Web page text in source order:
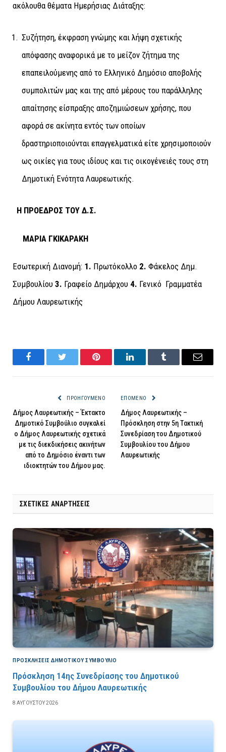
ακόλουθα θέματα Ημερήσιας Διάταξης:
Συζήτηση, έκφραση γνώμης και λήψη σχετικής
απόφασης αναφορικά με το μείζον ζήτημα της
επαπειλούμενης από το Ελληνικό Δημόσιο αποβολής
συμπολιτών μας και της από μέρους του παράλληλης
απαίτησης είσπραξης αποζημιώσεων χρήσης, που
αφορά σε ακίνητα εντός των οποίων
δραστηριοποιούνται επαγγελματικά είτε χρησιμοποιούν
ως οικίες για τους ιδίους και τις οικογένειές τους στη
Δημοτική Ενότητα Λαυρεωτικής.
Η ΠΡΟΕΔΡΟΣ ΤΟΥ Δ.Σ.
ΜΑΡΙΑ ΓΚΙΚΑΡΑΚΗ
Εσωτερική Διανομή: 1. Πρωτόκολλο 2. Φάκελος Δημ.
Συμβουλίου 3. Γραφείο Δημάρχου 4. Γενικό Γραμματέα
Δήμου Λαυρεωτικής
FacebookTwitter Pinterest LinkedInTumblr Email
ΠΡΟΗΓΟΎΜΕΝΟ
Δήμος Λαυρεωτικής – Έκτακτο
Δημοτικό Συμβούλιο συγκαλεί
ο Δήμος Λαυρεωτικής σχετικά
με τις διεκδικήσεις ακινήτων
από το Δημόσιο έναντι των
ιδιοκτητών του Δήμου μας.
ΕΠΌΜΕΝΟ
Δήμος Λαυρεωτικής –
Πρόσκληση στην 5η Τακτική
Συνεδρίαση του Δημοτικού
Συμβουλίου του Δήμου
Λαυρεωτικής
ΣΧΕΤΙΚΈΣ ΑΝΑΡΤΉΣΕΙΣ
ΠΡΟΣΚΛΉΣΕΙΣ ΔΗΜΟΤΙΚΟΎ ΣΥΜΒΟΎΛΙΟ
Πρόσκληση 14ης Συνεδρίασης του Δημοτικού
Συμβουλίου του Δήμου Λαυρεωτικής
8 ΑΥΓΟΎΣΤΟΥ 2026